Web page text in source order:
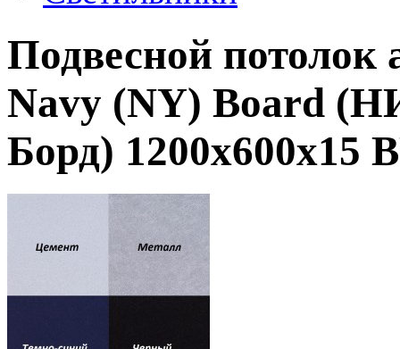
Подвесной потолок
Navy (NY) Board
Борд) 1200x600x15